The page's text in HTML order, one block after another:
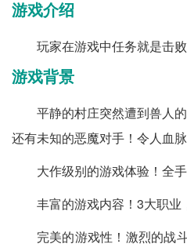
游戏介绍
玩家在游戏中任务就是击
游戏背景
平静的村庄突然遭到兽人
还有未知的恶魔对手！令人血
大作级别的游戏体验！全
丰富的游戏内容！3大职
完美的游戏性！激烈的战